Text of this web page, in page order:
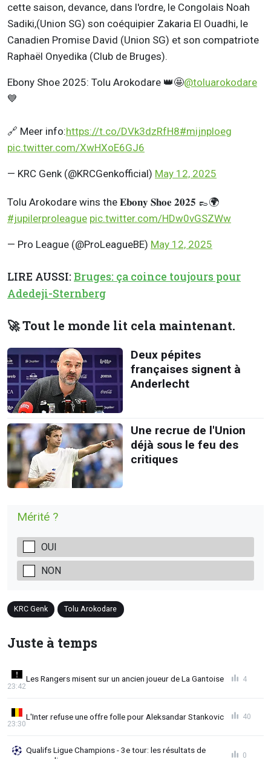
cette saison, devance, dans l'ordre, le Congolais Noah
Sadiki,(Union SG) son coéquipier Zakaria El Ouadhi, le
Canadien Promise David (Union SG) et son compatriote
Raphaël Onyedika (Club de Bruges).
Ebony Shoe 2025: Tolu Arokodare 👑🤩@toluarokodare
💙
🔗 Meer info:https://t.co/DVk3dzRfH8#mijnploeg
pic.twitter.com/XwHXoE6GJ6
— KRC Genk (@KRCGenkofficial) May 12, 2025
Tolu Arokodare wins the 𝐄𝐛𝐨𝐧𝐲 𝐒𝐡𝐨𝐞 𝟐𝟎𝟐𝟓 👞🌍
#jupilerproleague pic.twitter.com/HDw0vGSZWw
— Pro League (@ProLeagueBE) May 12, 2025
LIRE AUSSI:Bruges: ça coince toujours pour
Adedeji-Sternberg
🚀 Tout le monde lit cela maintenant.
Deux pépites
françaises signent à
Anderlecht
Une recrue de l'Union
déjà sous le feu des
critiques
Mérité ?
OUI
NON
KRC Genk Tolu Arokodare
Juste à temps
Les Rangers misent sur un ancien joueur de La Gantoise
23:42
4
L'Inter refuse une offre folle pour Aleksandar Stankovic
23:30
40
Qualifs Ligue Champions - 3e tour: les résultats de
0